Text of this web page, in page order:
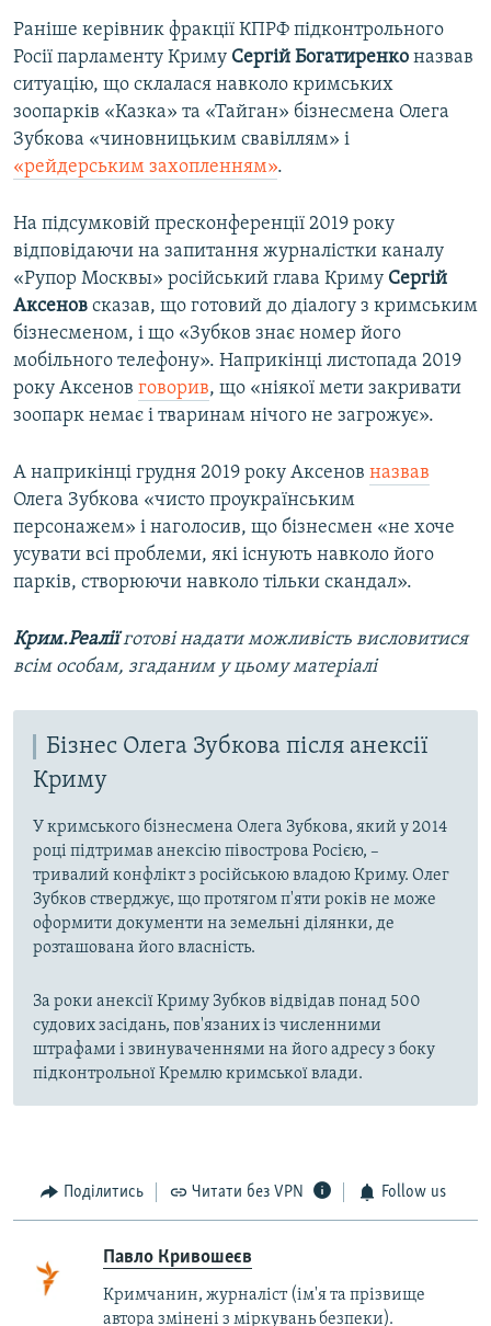
Раніше керівник фракції КПРФ підконтрольного
Росії парламенту Криму Сергій Богатиренко назвав
ситуацію, що склалася навколо кримських
зоопарків «Казка» та «Тайган» бізнесмена Олега
Зубкова «чиновницьким свавіллям» і
«рейдерським захопленням».
На підсумковій пресконференції 2019 року
відповідаючи на запитання журналістки каналу
«Рупор Москвы» російський глава Криму Сергій
Аксенов сказав, що готовий до діалогу з кримським
бізнесменом, і що «Зубков знає номер його
мобільного телефону». Наприкінці листопада 2019
року Аксенов говорив, що «ніякої мети закривати
зоопарк немає і тваринам нічого не загрожує».
А наприкінці грудня 2019 року Аксенов назвав
Олега Зубкова «чисто проукраїнським
персонажем» і наголосив, що бізнесмен «не хоче
усувати всі проблеми, які існують навколо його
парків, створюючи навколо тільки скандал».
Крим.Реаліїготові надати можливість висловитися
всім особам, згаданим у цьому матеріалі
Бізнес Олега Зубкова після анексії
Криму
У кримського бізнесмена Олега Зубкова, який у 2014
році підтримав анексію півострова Росією, –
тривалий конфлікт з російською владою Криму. Олег
Зубков стверджує, що протягом п'яти років не може
оформити документи на земельні ділянки, де
розташована його власність.
За роки анексії Криму Зубков відвідав понад 500
судових засідань, пов'язаних із численними
штрафами і звинуваченнями на його адресу з боку
підконтрольної Кремлю кримської влади.
Поділитись Читати без VPN Follow us
Павло Кривошеєв
Кримчанин, журналіст (ім'я та прізвище
автора змінені з міркувань безпеки).